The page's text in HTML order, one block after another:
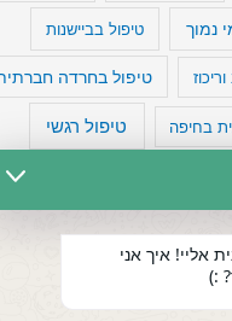
נמוך טיפול בביישנות
טיפול בחרדה
בחיפה טיפול רגשי
קשב טעויות חשיבה
קשב
אליי! איך אני
:)